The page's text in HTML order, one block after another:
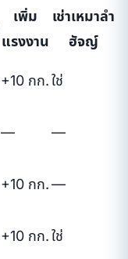
เพิ่ม
แรงงาน
เช่าเหมาลำ
ฮัจญ์
+10 กก.ใช่
— —
+10 กก.—
+10 กก.ใช่